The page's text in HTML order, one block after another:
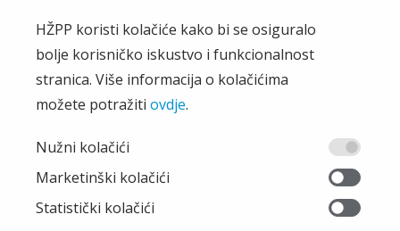
Iz tvrtke
EU projekti
Train'n'Green
Vijesti
Ostalo
Oglašavanje
Pristup informacijama
HŽPP koristi kolačiće kako bi se osiguralo
bolje korisničko iskustvo i funkcionalnost
stranica. Više informacija o kolačićima
možete potražiti ovdje.
Nužni kolačići
Marketinški kolačići
Statistički kolačići